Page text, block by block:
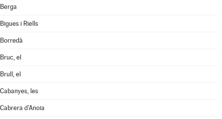
Berga
Bigues i Riells
Borredà
Bruc, el
Brull, el
Cabanyes, les
Cabrera d'Anoia